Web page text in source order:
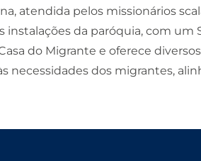
atendida pelos missionários
da paróquia, com
do Migrante e oferece
dos migrantes,